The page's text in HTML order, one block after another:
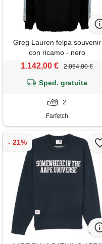
Greg Lauren felpa souvenir
con ricamo - nero
1.142,00 € 2.054,00 €
Sped. gratuita
2
Farfetch